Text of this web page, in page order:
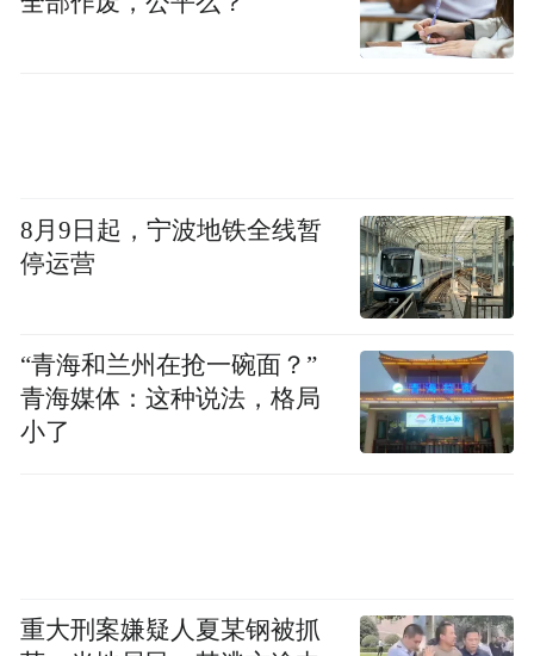
8月9日起，宁波地铁全线暂
停运营
“青海和兰州在抢一碗面？”
青海媒体：这种说法，格局
小了
重大刑案嫌疑人夏某钢被抓